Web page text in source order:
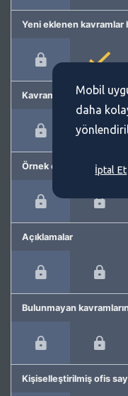
Yeni eklenen kavramlar
Kavram önerme
Örnek cümleler
Açıklamalar
Bulunmayan
Kişiselleştirilmiş ofis
Mobil
daha
İptal Et